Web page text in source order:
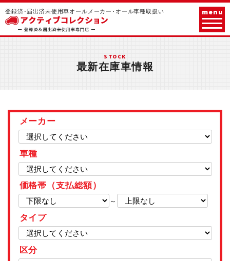
登録済･届出済未使用車オールメーカー･オール車種取扱い menu
STOCK
最新在庫車情報
メーカー
車種
価格帯（支払総額）
～
タイプ
区分